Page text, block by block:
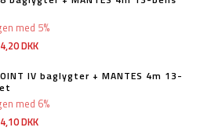
DKK
med 5%
IV baglygter + MANTES 4m 13-
DKK
med 6%